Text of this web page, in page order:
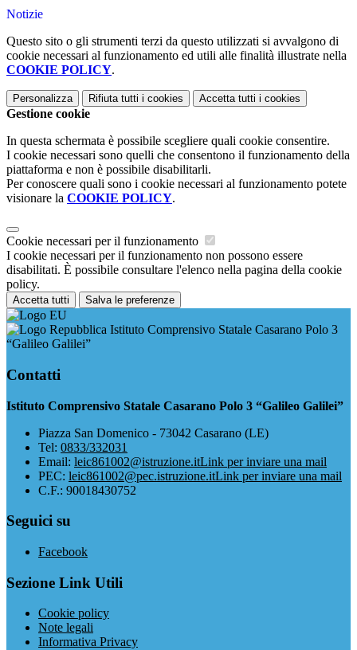
Notizie
Questo sito o gli strumenti terzi da questo utilizzati si avvalgono di
cookie necessari al funzionamento ed utili alle finalità illustrate nella
COOKIE POLICY.
Personalizza Rifiuta tutti i cookies Accetta tutti i cookies
Gestione cookie
In questa schermata è possibile scegliere quali cookie consentire.
I cookie necessari sono quelli che consentono il funzionamento della
piattaforma e non è possibile disabilitarli.
Per conoscere quali sono i cookie necessari al funzionamento potete
visionare la COOKIE POLICY.
Cookie necessari per il funzionamento
I cookie necessari per il funzionamento non possono essere
disabilitati. È possibile consultare l'elenco nella pagina della cookie
policy.
Accetta tutti Salva le preferenze
Istituto Comprensivo Statale Casarano Polo 3
“Galileo Galilei”
Contatti
Istituto Comprensivo Statale Casarano Polo 3 “Galileo Galilei”
Piazza San Domenico - 73042 Casarano (LE)
Tel: 0833/332031
Email: leic861002@istruzione.itLink per inviare una mail
PEC: leic861002@pec.istruzione.itLink per inviare una mail
C.F.: 90018430752
Seguici su
Facebook
Sezione Link Utili
Cookie policy
Note legali
Informativa Privacy